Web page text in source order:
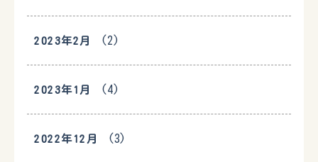
2023年2月 (2)
2023年1月 (4)
2022年12月 (3)